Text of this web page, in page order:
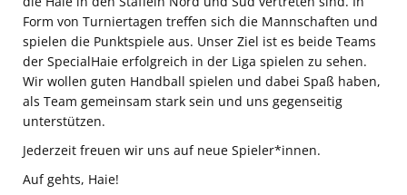
Form von Turniertagen treffen sich die Mannschaften und
spielen die Punktspiele aus. Unser Ziel ist es beide Teams
der SpecialHaie erfolgreich in der Liga spielen zu sehen.
Wir wollen guten Handball spielen und dabei Spaß haben,
als Team gemeinsam stark sein und uns gegenseitig
unterstützen.
Jederzeit freuen wir uns auf neue Spieler*innen.
Auf gehts, Haie!